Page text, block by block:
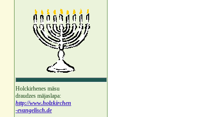
Holckirhenes māsu
draudzes mājaslapa:
http://www.holzkirchen
-evangelisch.de